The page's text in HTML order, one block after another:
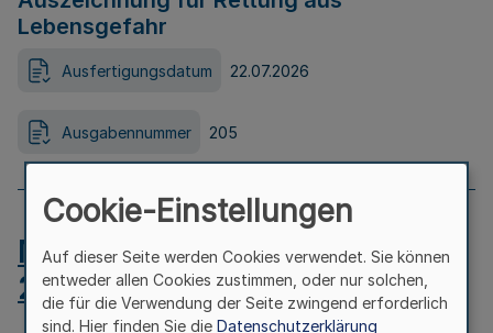
Lebensgefahr
Ausfertigungsdatum 22.07.2026
Ausgabennummer 205
MB.NRW 2026 Nr. 204 vom
24.07.2026
Cookie-Einstellungen
Auf dieser Seite werden Cookies verwendet. Sie können
entweder allen Cookies zustimmen, oder nur solchen,
die für die Verwendung der Seite zwingend erforderlich
sind. Hier finden Sie die Datenschutzerklärung